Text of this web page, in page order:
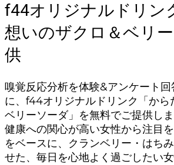
f44オリジナルドリン
想いのザクロ＆ベリ
供
嗅覚反応分析を体験&アンケート
に、f44オリジナルドリンク「から
ベリーソーダ」を無料でご提供しま
健康への関心が高い女性から注目
をベースに、クランベリー・はち
せた、毎日を心地よく過ごしたい